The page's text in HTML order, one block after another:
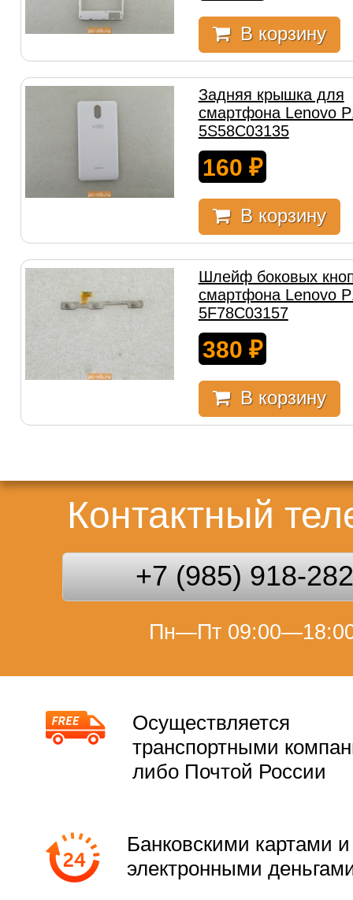
В корзину
Задняя крышка для
смартфона Lenovo
5S58C03135
160 ₽
В корзину
Шлейф боковых
смартфона Lenovo
5F78C03157
380 ₽
В корзину
Контактный
+7 (985) 918-
Пн—Пт
Осуществляется
транспортными
либо Почтой России
Банковскими картами и
электронными